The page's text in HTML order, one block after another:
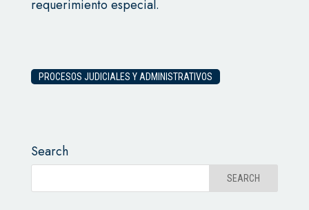
requerimiento especial.
PROCESOS JUDICIALES Y ADMINISTRATIVOS
Search